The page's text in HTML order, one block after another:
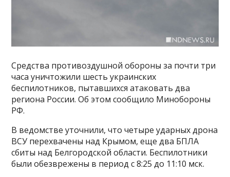
Средства противоздушной обороны за почти три
часа уничтожили шесть украинских
беспилотников, пытавшихся атаковать два
региона России. Об этом сообщило Минобороны
РФ.
В ведомстве уточнили, что четыре ударных дрона
ВСУ перехвачены над Крымом, еще два БПЛА
сбиты над Белгородской области. Беспилотники
были обезврежены в период с 8:25 до 11:10 мск.